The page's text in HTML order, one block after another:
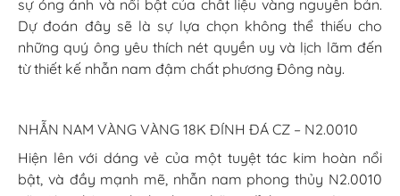
sự óng ánh và nổi bật của chất liệu vàng nguyên bản.
Dự đoán đây sẽ là sự lựa chọn không thể thiếu cho
những quý ông yêu thích nét quyền uy và lịch lãm đến
từ thiết kế nhẫn nam đậm chất phương Đông này.
NHẪN NAM VÀNG VÀNG 18K ĐÍNH ĐÁ CZ – N2.0010
Hiện lên với dáng vẻ của một tuyệt tác kim hoàn nổi
bật, và đầy mạnh mẽ, nhẫn nam phong thủy N2.0010